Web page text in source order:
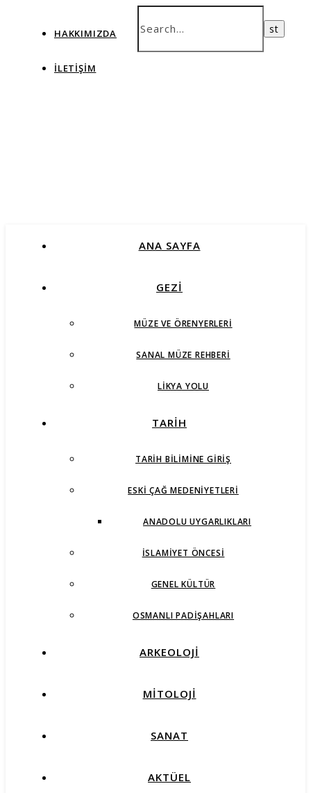
HAKKIMIZDA
İLETIŞIM
ANA SAYFA
GEZİ
MÜZE VE ÖRENYERLERI
SANAL MÜZE REHBERI
LIKYA YOLU
TARİH
TARIH BILIMINE GIRIŞ
ESKI ÇAĞ MEDENIYETLERI
ANADOLU UYGARLIKLARI
İSLAMIYET ÖNCESI
GENEL KÜLTÜR
OSMANLI PADIŞAHLARI
ARKEOLOJİ
MİTOLOJİ
SANAT
AKTÜEL